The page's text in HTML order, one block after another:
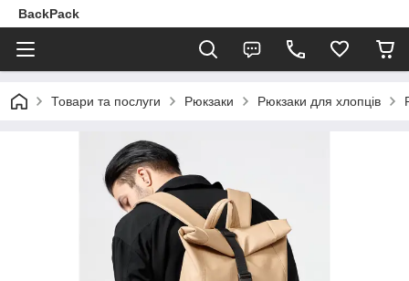
BackPack
Товари та послуги Рюкзаки Рюкзаки для хлопців